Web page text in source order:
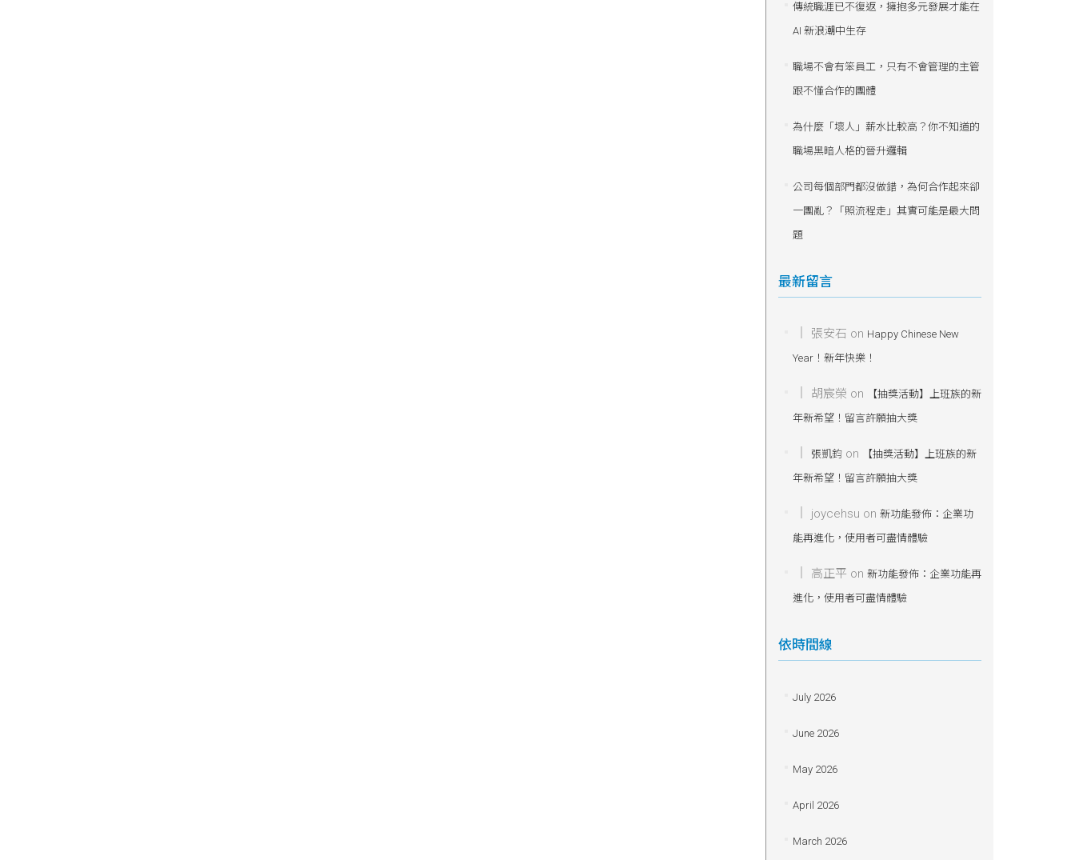
傳統職涯已不復返，擁抱多元發展才能在
AI 新浪潮中生存
職場不會有笨員工，只有不會管理的主管
跟不懂合作的團體
為什麼「壞人」薪水比較高？你不知道的
職場黑暗人格的晉升邏輯
公司每個部門都沒做錯，為何合作起來卻
一團亂？「照流程走」其實可能是最大問
題
最新留言
張安石 on Happy Chinese New
Year！新年快樂！
胡宸榮 on
【抽獎活動】上班族的新
年新希望！留言許願抽大獎
張凱鈞on
【抽獎活動】上班族的新
年新希望！留言許願抽大獎
joycehsu on 新功能發佈：企業功
能再進化，使用者可盡情體驗
高正平 on 新功能發佈：企業功能再
進化，使用者可盡情體驗
依時間線
July 2026
June 2026
May 2026
April 2026
March 2026